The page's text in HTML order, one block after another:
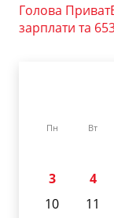
Голова
зарплати та
Пн Вт
3
4
10
11